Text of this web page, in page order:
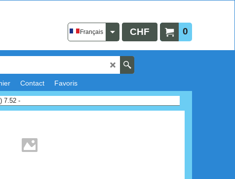
0
CHF
Français
Contact Favoris
7.52 -